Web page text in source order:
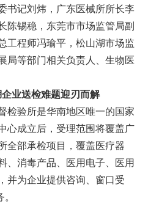
记刘炜，广东医械所所长李
陈锡稳，东莞市市场监管局副
工程师冯瑜平，松山湖市场监
局等部门相关负责人、生物医
企业送检难题迎刃而解
验所是华南地区唯一的国家
心成立后，受理范围将覆盖广
全部承检项目，覆盖医疗器
、消毒产品、医用电子、医用
并为企业提供咨询、窗口受